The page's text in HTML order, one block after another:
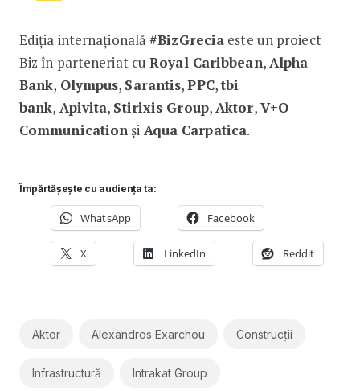
Ediția internațională#BizGrecia este un proiect
Biz în parteneriat cuRoyal Caribbean,Alpha
Bank, Olympus, Sarantis,PPC,tbi
bank, Apivita, Stirixis Group,Aktor,V+O
Communicationși Aqua Carpatica.
Împărtășește cu audiența ta:
WhatsApp Facebook
X LinkedIn Reddit
Aktor Alexandros Exarchou Construcții
Infrastructură Intrakat Group